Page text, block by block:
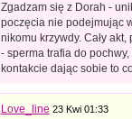
Zgadzam się z Dorah -
poczęcia nie podejmując
nikomu krzywdy. Cały
- sperma trafia do
kontakcie dając sobie to
Love_line 23 Kwi 01:33